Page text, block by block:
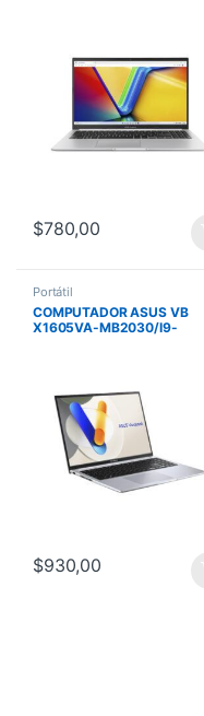
$780,00
Portátil
COMPUTADOR ASUS VB
X1605VA-MB2030/I9-
$930,00